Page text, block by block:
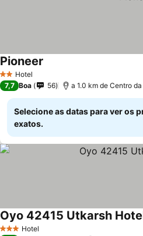
2 Estrelas
Hotel
Pioneer
7,7 Boa 56 a 1.0 km de Centro
Selecione as datas para ver os
exatos.
3 EstrelasHotel
Oyo 42415 Utkarsh